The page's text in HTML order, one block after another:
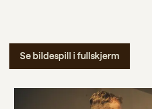
Se bildespill i fullskjerm